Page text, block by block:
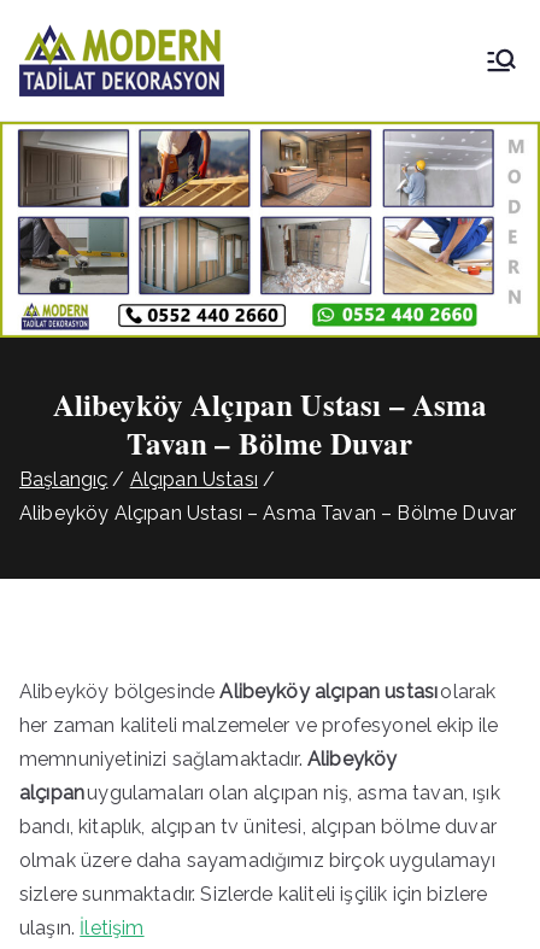
geç
Tadilat
Dekorasyon
Alibeyköy Alçıpan Ustası – Asma
Tavan – Bölme Duvar
Başlangıç
Alçıpan Ustası
Alibeyköy Alçıpan Ustası – Asma Tavan – Bölme Duvar
Alibeyköy bölgesindeAlibeyköy alçıpan ustasıolarak
her zaman kaliteli malzemeler ve profesyonel ekip ile
memnuniyetinizi sağlamaktadır. Alibeyköy
alçıpanuygulamaları olan alçıpan niş, asma tavan, ışık
bandı, kitaplık, alçıpan tv ünitesi, alçıpan bölme duvar
olmak üzere daha sayamadığımız birçok uygulamayı
sizlere sunmaktadır. Sizlerde kaliteli işçilik için bizlere
ulaşın. İletişim